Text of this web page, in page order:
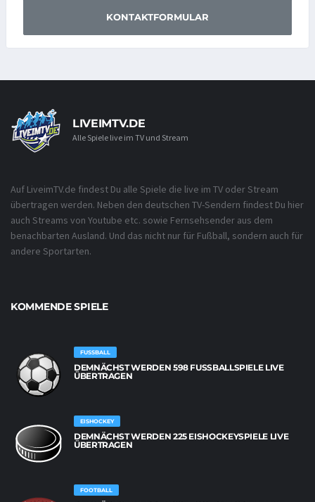
KONTAKTFORMULAR
LIVEIMTV.DE
Alle Spiele live im TV und Stream
Auf LiveimTV.de findest Du alle Spiele die live im TV oder Stream
übertragen werden. Neben den deutschen TV-Sendern findest Du hier
auch Streams von Youtube etc. sowie Fernsehsender aus dem
benachbarten Ausland. Und das nicht nur für Fußball, sondern auch für
andere Sportarten.
KOMMENDE SPIELE
FUSSBALL
DEMNÄCHST WERDEN 598 FUSSBALLSPIELE LIVE Ü
BERTRAGEN
EISHOCKEY
DEMNÄCHST WERDEN 225 EISHOCKEYSPIELE LIVE
ÜBERTRAGEN
FOOTBALL